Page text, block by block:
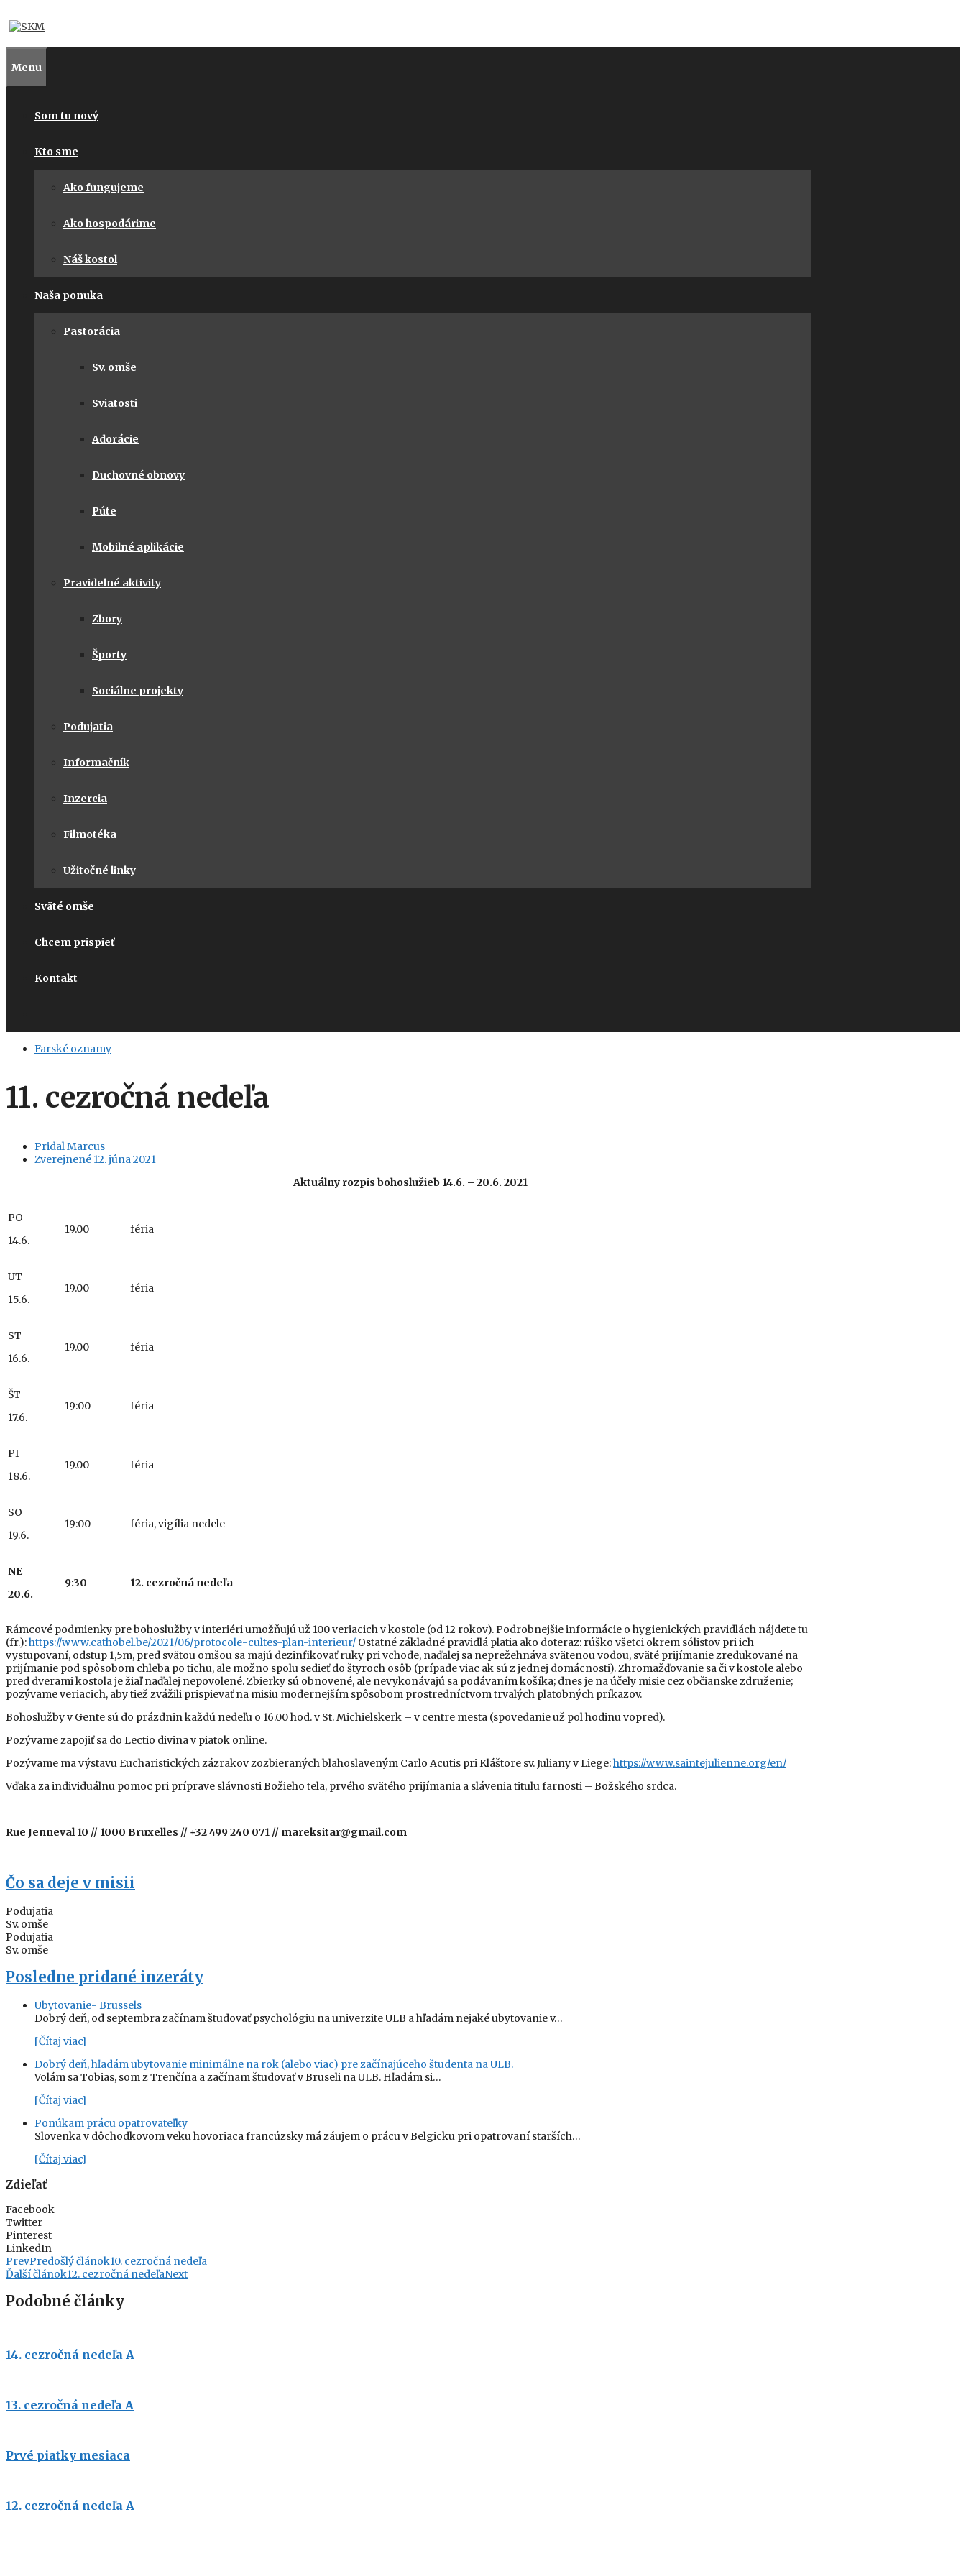
na
Menu
Som tu nový
Kto sme
Ako fungujeme
Ako hospodárime
Náš kostol
Naša ponuka
Pastorácia
Sv. omše
Sviatosti
Adorácie
Duchovné obnovy
Púte
Mobilné aplikácie
Pravidelné aktivity
Zbory
Športy
Sociálne projekty
Podujatia
Informačník
Inzercia
Filmotéka
Užitočné linky
Sväté omše
Chcem prispieť
Kontakt
Farské oznamy
11. cezročná nedeľa
PridalMarcus
Zverejnené 12. júna 2021
Aktuálny rozpis bohoslužieb 14.6. – 20.6. 2021
PO
14.6.
19.00 féria
UT
15.6.
19.00 féria
ST
16.6.
19.00 féria
ŠT
17.6.
19:00 féria
PI
18.6.
19.00 féria
SO
19.6.
19:00 féria, vigília nedele
NE
20.6.
9:30 12. cezročná nedeľa
Rámcové podmienky pre bohoslužby v interiéri umožňujú už 100 veriacich v kostole (od 12 rokov). Podrobnejšie informácie o hygienických pravidlách nájdete tu
(fr.):https://www.cathobel.be/2021/06/protocole-cultes-plan-interieur/ Ostatné základné pravidlá platia ako doteraz: rúško všetci okrem sólistov pri ich
vystupovaní, odstup 1,5m, pred svätou omšou sa majú dezinfikovať ruky pri vchode, naďalej sa neprežehnáva svätenou vodou, sväté prijímanie zredukované na
prijímanie pod spôsobom chleba po tichu, ale možno spolu sedieť do štyroch osôb (prípade viac ak sú z jednej domácnosti). Zhromažďovanie sa či v kostole alebo
pred dverami kostola je žiaľ naďalej nepovolené. Zbierky sú obnovené, ale nevykonávajú sa podávaním košíka; dnes je na účely misie cez občianske združenie;
pozývame veriacich, aby tiež zvážili prispievať na misiu modernejším spôsobom prostredníctvom trvalých platobných príkazov.
Bohoslužby v Gente sú do prázdnin každú nedeľu o 16.00 hod. v St. Michielskerk – v centre mesta (spovedanie už pol hodinu vopred).
Pozývame zapojiť sa do Lectio divina v piatok online.
Pozývame ma výstavu Eucharistických zázrakov zozbieraných blahoslaveným Carlo Acutis pri Kláštore sv. Juliany v Liege:https://www.saintejulienne.org/en/
Vďaka za individuálnu pomoc pri príprave slávnosti Božieho tela, prvého svätého prijímania a slávenia titulu farnosti – Božského srdca.
Rue Jenneval 10 // 1000 Bruxelles // +32 499 240 071 // mareksitar@gmail.com
Čo sa deje v misii
Podujatia
Sv. omše
Podujatia
Sv. omše
Posledne pridané inzeráty
Ubytovanie- Brussels
Dobrý deň, od septembra začínam študovať psychológiu na univerzite ULB a hľadám nejaké ubytovanie v…
[Čítaj viac]
Dobrý deň, hľadám ubytovanie minimálne na rok (alebo viac) pre začínajúceho študenta na ULB.
Volám sa Tobias, som z Trenčína a začínam študovať v Bruseli na ULB. Hľadám si…
[Čítaj viac]
Ponúkam prácu opatrovateľky
Slovenka v dôchodkovom veku hovoriaca francúzsky má záujem o prácu v Belgicku pri opatrovaní starších…
[Čítaj viac]
Zdieľať
Facebook
Twitter
Pinterest
LinkedIn
PrevPredošlý článok10. cezročná nedeľa
Ďalší článok12. cezročná nedeľaNext
Podobné články
14. cezročná nedeľa A
13. cezročná nedeľa A
Prvé piatky mesiaca
12. cezročná nedeľa A